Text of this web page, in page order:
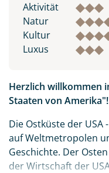
Aktivität
Natur
Kultur
Luxus
Herzlich willkommen
Staaten von Amerika"!
Die Ostküste der
auf Weltmetropolen
Geschichte. Der
der Wirtschaft der